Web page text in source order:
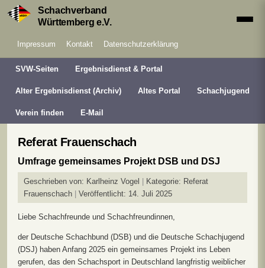
Schachverband
Württemberg e.V.
Impressum Kontakt Datenschutzerklärung
SVW-Seiten Ergebnisdienst & Portal
Alter Ergebnisdienst (Archiv) Altes Portal Schachjugend
Verein finden E-Mail
Referat Frauenschach
Umfrage gemeinsames Projekt DSB und DSJ
Geschrieben von: Karlheinz Vogel Kategorie: Referat
Frauenschach
Veröffentlicht: 14. Juli 2025
Liebe Schachfreunde und Schachfreundinnen,
der Deutsche Schachbund (DSB) und die Deutsche Schachjugend
(DSJ) haben Anfang 2025 ein gemeinsames Projekt ins Leben
gerufen, das den Schachsport in Deutschland langfristig weiblicher